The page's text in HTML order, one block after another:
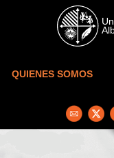
Skip to main content
QUIENES SOMOS